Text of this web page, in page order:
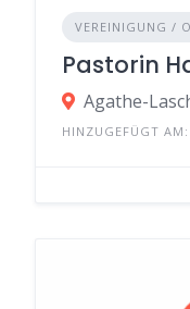
VEREINIGUNG /
Pastorin
Agathe-
HINZUGEFÜGT